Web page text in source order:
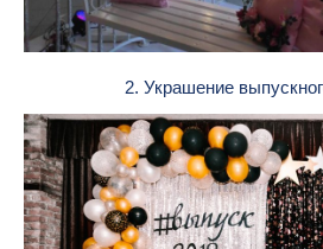
2. Украшение